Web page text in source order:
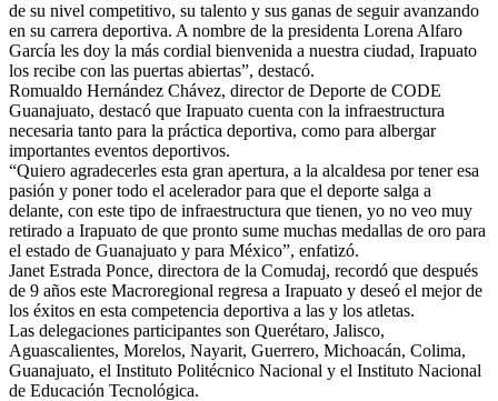
de su nivel competitivo, su talento y sus ganas de seguir avanzando
en su carrera deportiva. A nombre de la presidenta Lorena Alfaro
García les doy la más cordial bienvenida a nuestra ciudad, Irapuato
los recibe con las puertas abiertas”, destacó.
Romualdo Hernández Chávez, director de Deporte de CODE
Guanajuato, destacó que Irapuato cuenta con la infraestructura
necesaria tanto para la práctica deportiva, como para albergar
importantes eventos deportivos.
“Quiero agradecerles esta gran apertura, a la alcaldesa por tener esa
pasión y poner todo el acelerador para que el deporte salga a
delante, con este tipo de infraestructura que tienen, yo no veo muy
retirado a Irapuato de que pronto sume muchas medallas de oro para
el estado de Guanajuato y para México”, enfatizó.
Janet Estrada Ponce, directora de la Comudaj, recordó que después
de 9 años este Macroregional regresa a Irapuato y deseó el mejor de
los éxitos en esta competencia deportiva a las y los atletas.
Las delegaciones participantes son Querétaro, Jalisco,
Aguascalientes, Morelos, Nayarit, Guerrero, Michoacán, Colima,
Guanajuato, el Instituto Politécnico Nacional y el Instituto Nacional
de Educación Tecnológica.